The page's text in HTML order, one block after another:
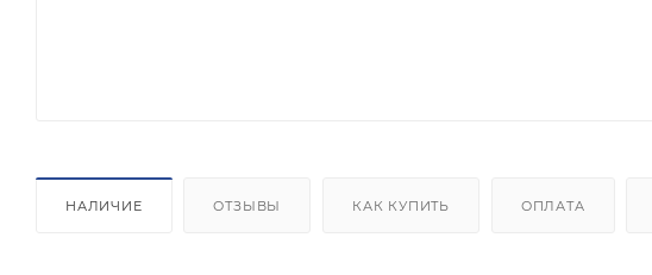
НАЛИЧИЕ ОТЗЫВЫ КАК КУПИТЬ ОПЛАТА